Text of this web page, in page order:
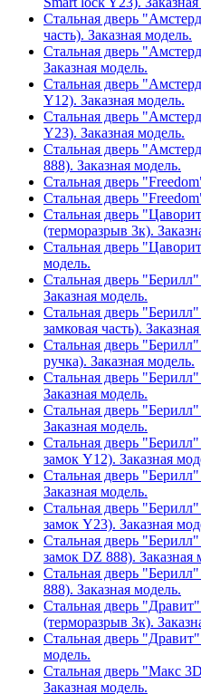
Стальная дверь
часть). Заказная модель.
Стальная дверь
Заказная модель.
Стальная дверь
Y12). Заказная модель.
Стальная дверь
Y23). Заказная модель.
Стальная дверь
888). Заказная модель.
Стальная дверь
Стальная дверь
Стальная дверь
(терморазрыв 3к).
Стальная дверь
модель.
Стальная дверь "Берилл"
Заказная модель.
Стальная дверь
замковая часть).
Стальная дверь
ручка). Заказная модель.
Стальная дверь
Заказная модель.
Стальная дверь
Заказная модель.
Стальная дверь
замок Y12). Заказная
Стальная дверь
Заказная модель.
Стальная дверь
замок Y23). Заказная
Стальная дверь
замок DZ 888). Заказная
Стальная дверь
888). Заказная модель.
Стальная дверь
(терморазрыв 3к).
Стальная дверь
модель.
Стальная дверь "Макс
Заказная модель.